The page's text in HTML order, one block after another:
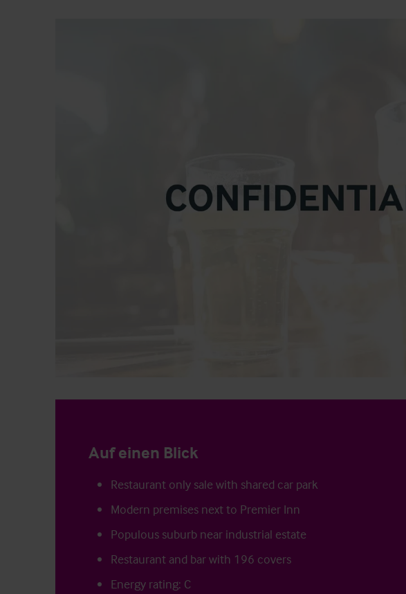
Auf einen Blick
Restaurant only sale with shared car park
Modern premises next to Premier Inn
Populous suburb near industrial estate
Restaurant and bar with 196 covers
Energy rating: C